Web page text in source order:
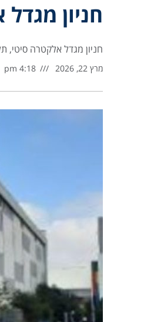
חניון
חניון מגדל אלקטרה סיטי, תל אביב החניון החניון כולל
מרץ 22, 2026 4:18 pm